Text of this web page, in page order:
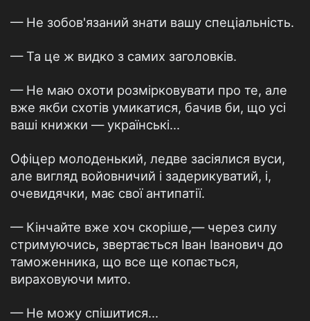
— Не зобов'язаний знати вашу спеціальність.
— Та це ж видко з самих заголовків.
— Не маю охоти розмірковувати про те, але
вже якби схотів умикатися, бачив би, що усі
ваші книжки — українські...
Офіцер молоденький, ледве засіялися вуси,
але вигляд войовничий і задерикуватий, і,
очевидячки, має свої антипатії.
— Кінчайте вже хоч скоріше,— через силу
стримуючись, звертається Іван Іванович до
таможенника, що все ще копається,
вираховуючи мито.
— Не можу спішитися...